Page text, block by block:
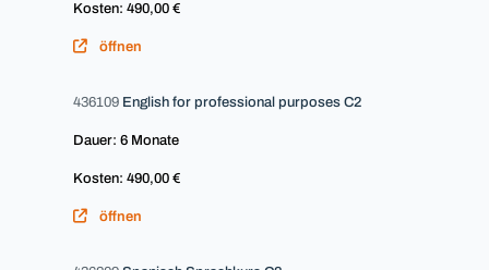
Kosten: 490,00 €
öffnen
436109 English for professional purposes C2
Dauer: 6 Monate
Kosten: 490,00 €
öffnen